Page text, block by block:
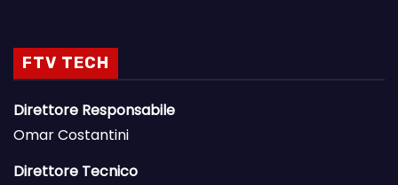
FTV TECH
Direttore Responsabile
Omar Costantini
Direttore Tecnico